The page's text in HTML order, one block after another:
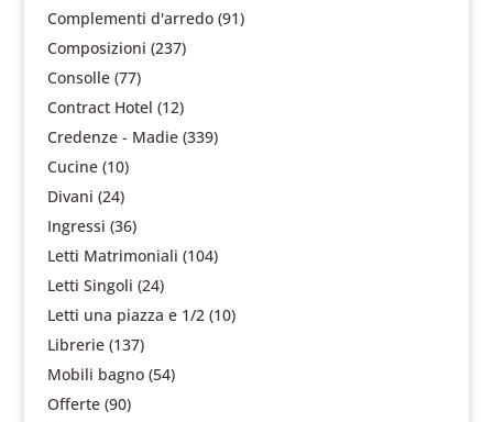
Complementi d'arredo (91)
Composizioni (237)
Consolle (77)
Contract Hotel (12)
Credenze - Madie (339)
Cucine (10)
Divani (24)
Ingressi (36)
Letti Matrimoniali (104)
Letti Singoli (24)
Letti una piazza e 1/2 (10)
Librerie (137)
Mobili bagno (54)
Offerte (90)